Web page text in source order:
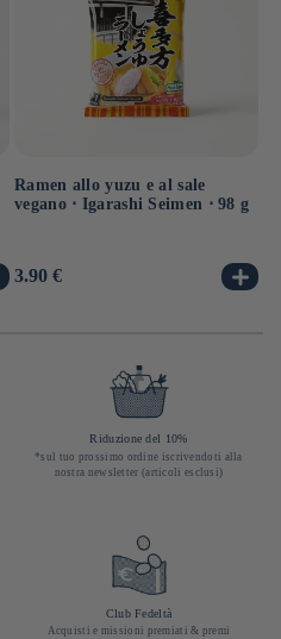
Ramen allo yuzu e al sale
vegano ⋅ Igarashi Seimen ⋅ 98 g
Prezzo
3.90 €
Riduzione del 10%
*sul tuo prossimo ordine iscrivendoti alla
nostra newsletter (articoli esclusi)
Club Fedeltà
Acquisti e missioni premiati & premi